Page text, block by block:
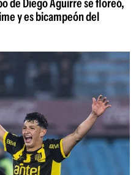
y es bicampeón del